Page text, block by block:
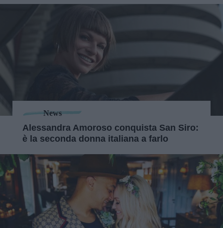
News
Alessandra Amoroso conquista San Siro:
è la seconda donna italiana a farlo